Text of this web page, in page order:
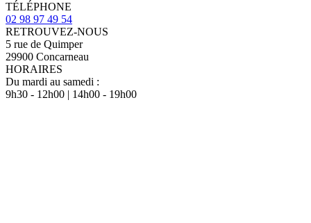
TÉLÉPHONE
02 98 97 49 54
RETROUVEZ-NOUS
5 rue de Quimper
29900 Concarneau
HORAIRES
Du mardi au samedi :
9h30 - 12h00 | 14h00 - 19h00